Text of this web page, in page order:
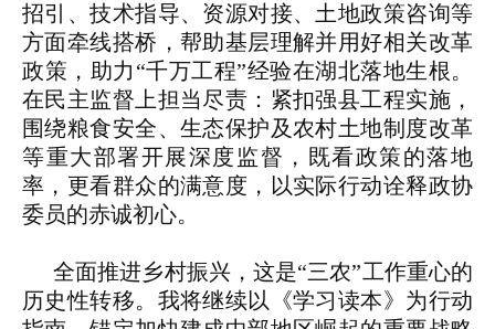
招引、技术指导、资源对接、土地政策咨询等
方面牵线搭桥，帮助基层理解并用好相关改革
政策，助力“千万工程”经验在湖北落地生根。
在民主监督上担当尽责：紧扣强县工程实施，
围绕粮食安全、生态保护及农村土地制度改革
等重大部署开展深度监督，既看政策的落地
率，更看群众的满意度，以实际行动诠释政协
委员的赤诚初心。
全面推进乡村振兴，这是“三农”工作重心的
历史性转移。我将继续以《学习读本》为行动